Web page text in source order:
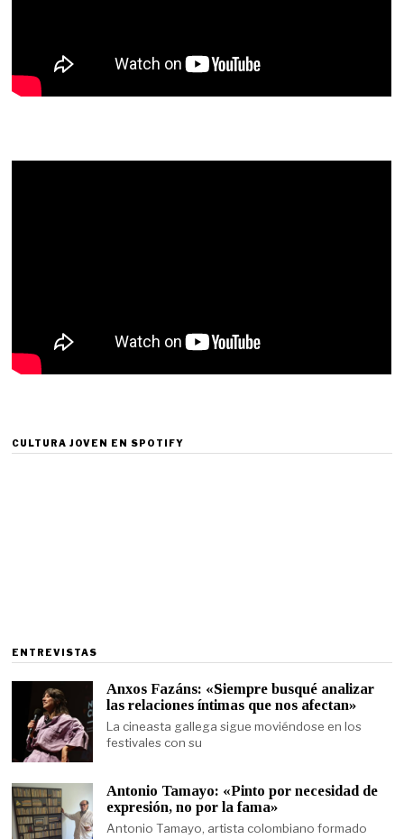
CULTURA JOVEN EN SPOTIFY
ENTREVISTAS
Anxos Fazáns: «Siempre busqué analizar
las relaciones íntimas que nos afectan»
La cineasta gallega sigue moviéndose en los
festivales con su
Antonio Tamayo: «Pinto por necesidad de
expresión, no por la fama»
Antonio Tamayo, artista colombiano formado